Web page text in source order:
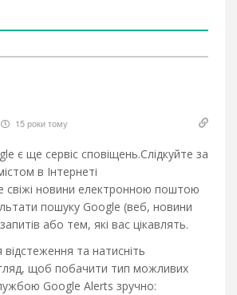
15 роки тому
є ще сервіс сповіщень.Слідкуйте за
в Інтернеті
свіжі новини електронною поштою
пошуку Google (веб, новини
або тем, які вас цікавлять.
та натисніть
щоб побачити тип можливих
Google Alerts зручно: